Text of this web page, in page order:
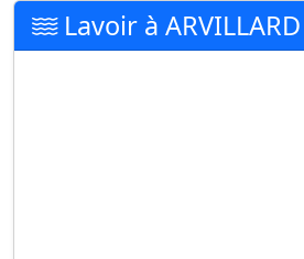
Lavoir à ARVILLARD